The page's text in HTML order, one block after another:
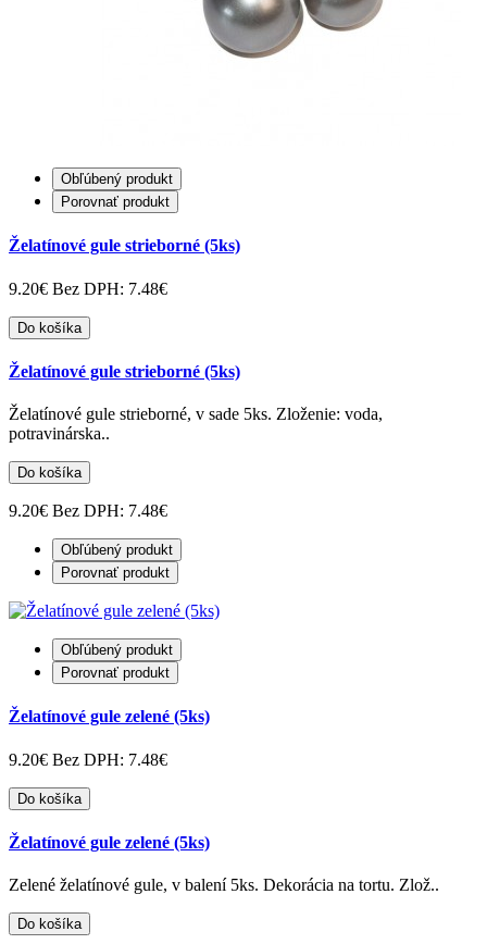
Obľúbený produkt
Porovnať produkt
Želatínové gule strieborné (5ks)
9.20€ Bez DPH: 7.48€
Do košíka
Želatínové gule strieborné (5ks)
Želatínové gule strieborné, v sade 5ks. Zloženie: voda,
potravinárska..
Do košíka
9.20€ Bez DPH: 7.48€
Obľúbený produkt
Porovnať produkt
Obľúbený produkt
Porovnať produkt
Želatínové gule zelené (5ks)
9.20€ Bez DPH: 7.48€
Do košíka
Želatínové gule zelené (5ks)
Zelené želatínové gule, v balení 5ks. Dekorácia na tortu. Zlož..
Do košíka